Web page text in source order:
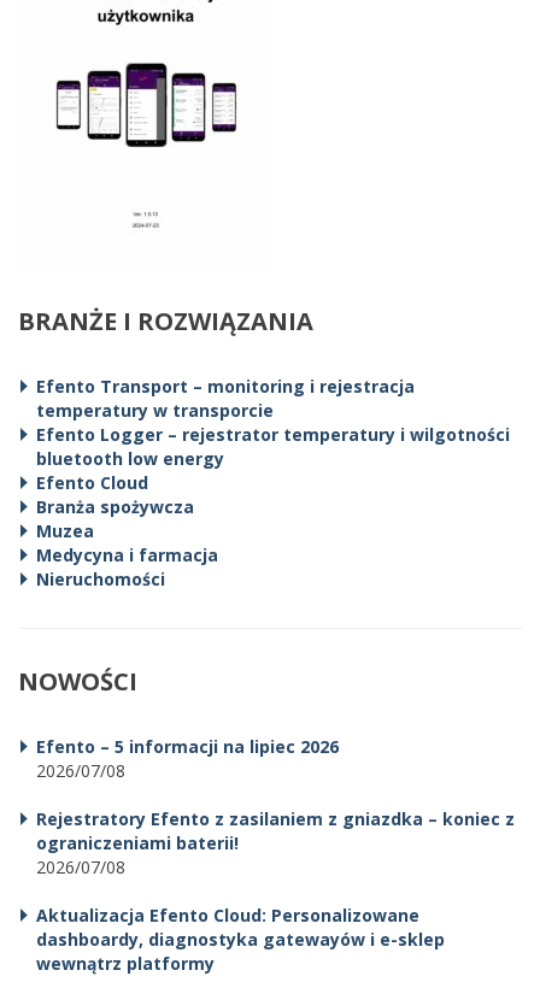
BRANŻE I ROZWIĄZANIA
Efento Transport – monitoring i rejestracja
temperatury w transporcie
Efento Logger – rejestrator temperatury i wilgotności
bluetooth low energy
Efento Cloud
Branża spożywcza
Muzea
Medycyna i farmacja
Nieruchomości
NOWOŚCI
Efento – 5 informacji na lipiec 2026
2026/07/08
Rejestratory Efento z zasilaniem z gniazdka – koniec z
ograniczeniami baterii!
2026/07/08
Aktualizacja Efento Cloud: Personalizowane
dashboardy, diagnostyka gatewayów i e-sklep
wewnątrz platformy